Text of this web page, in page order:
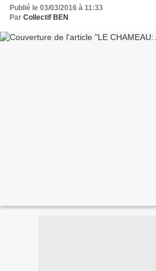
Publié le 03/03/2016 à 11:33
Par Collectif BEN